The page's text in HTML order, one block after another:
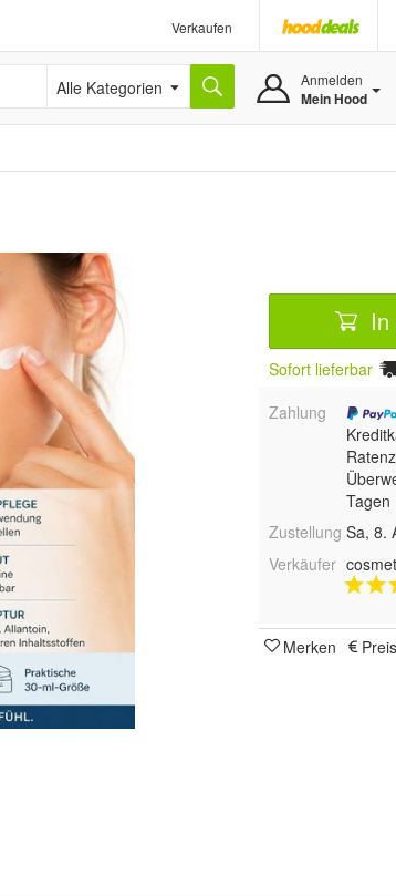
Verkaufen
Alle Kategorien Anmelden
Mein Hood
Sofort lieferbar
Zahlung
Tagen
Zustellung Sa, 8.
Verkäufer
Merken